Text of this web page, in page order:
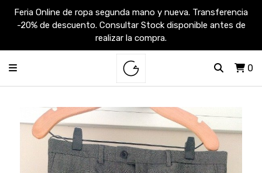
Feria Online de ropa segunda mano y nueva. Transferencia
-20% de descuento. Consultar Stock disponible antes de
realizar la compra.
0